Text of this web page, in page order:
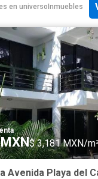
en universoInmuebles
$ 3,181 MXN/